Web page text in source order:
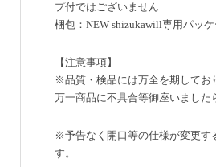
プ付ではございません
梱包：NEW shizukawill専用パッケ
【注意事項】
※品質・検品には万全を期してお
万一商品に不具合等御座いました
※予告なく開口等の仕様が変更す
す。